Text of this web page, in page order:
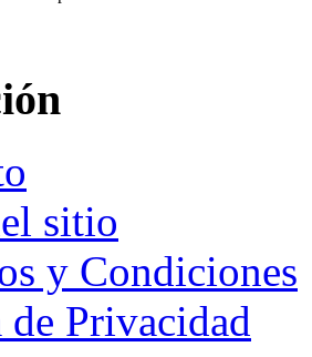
sitio
y Condiciones
Privacidad